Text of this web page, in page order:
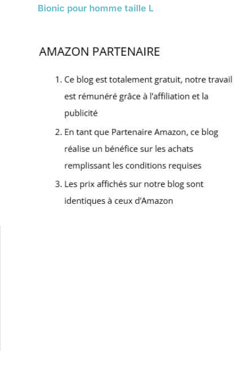
Bionic pour homme taille L